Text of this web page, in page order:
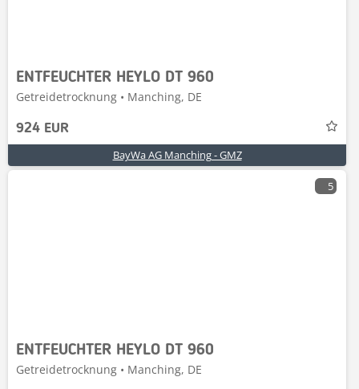
ENTFEUCHTER HEYLO DT 960
Getreidetrocknung • Manching, DE
924 EUR
BayWa AG Manching - GMZ
5
ENTFEUCHTER HEYLO DT 960
Getreidetrocknung • Manching, DE